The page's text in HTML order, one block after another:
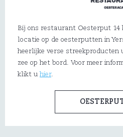
Bij ons restaurant Oesterput 14
locatie op de oesterputten in
heerlijke verse streekproducten
zee op het bord. Voor meer
klikt u hier.